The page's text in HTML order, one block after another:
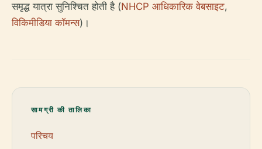
समृद्ध यात्रा सुनिश्चित होती है (NHCP आधिकारिक वेबसाइट,
विकिमीडिया कॉमन्स)।
सामग्री की तालिका
परिचय